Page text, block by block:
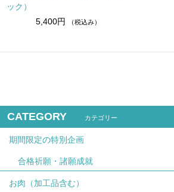
ック）
5,400円
（税込み）
CATEGORY カテゴリー
期間限定の特別企画
合格祈願・諸願成就
お肉（加工品含む）